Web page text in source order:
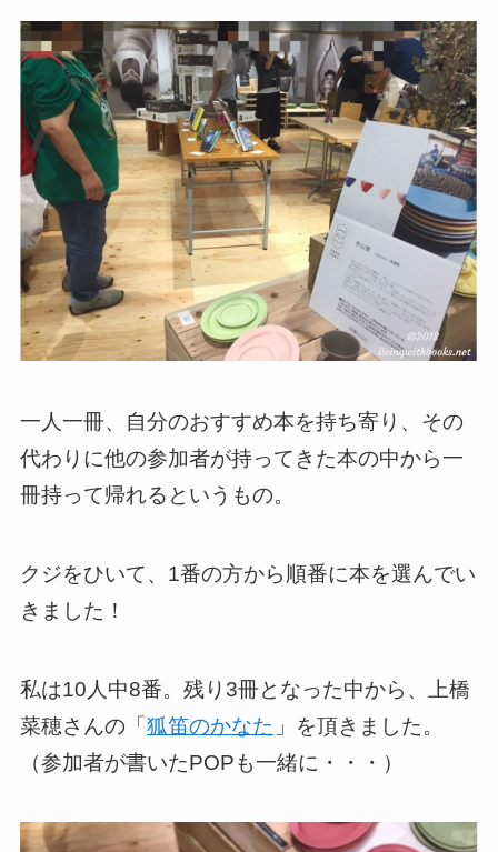
一人一冊、自分のおすすめ本を持ち寄り、その
代わりに他の参加者が持ってきた本の中から一
冊持って帰れるというもの。
クジをひいて、1番の方から順番に本を選んでい
きました！
私は10人中8番。残り3冊となった中から、上橋
菜穂さんの「狐笛のかなた 」を頂きました。
（参加者が書いたPOPも一緒に・・・）